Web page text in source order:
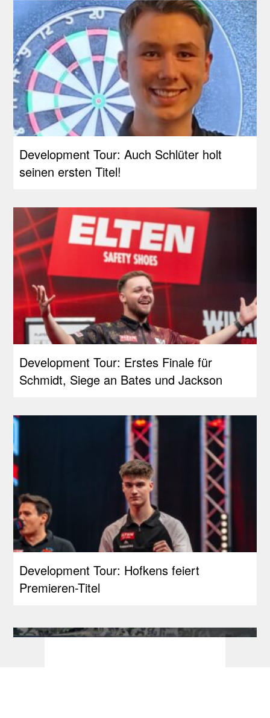
Development Tour: Auch Schlüter holt
seinen ersten Titel!
Development Tour: Erstes Finale für
Schmidt, Siege an Bates und Jackson
Development Tour: Hofkens feiert
Premieren-Titel